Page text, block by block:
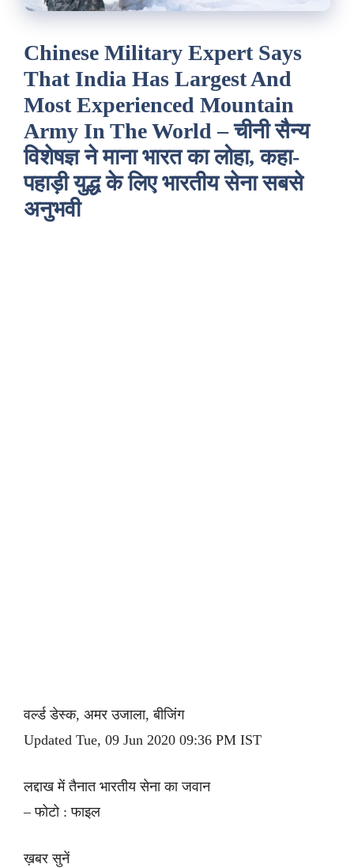
Chinese Military Expert Says
That India Has Largest And
Most Experienced Mountain
Army In The World – चीनी सैन्य
विशेषज्ञ ने माना भारत का लोहा, कहा-
पहाड़ी युद्ध के लिए भारतीय सेना सबसे
अनुभवी
वर्ल्ड डेस्क, अमर उजाला, बीजिंग
Updated Tue, 09 Jun 2020 09:36 PM IST
लद्दाख में तैनात भारतीय सेना का जवान
– फोटो : फाइल
ख़बर सुनें